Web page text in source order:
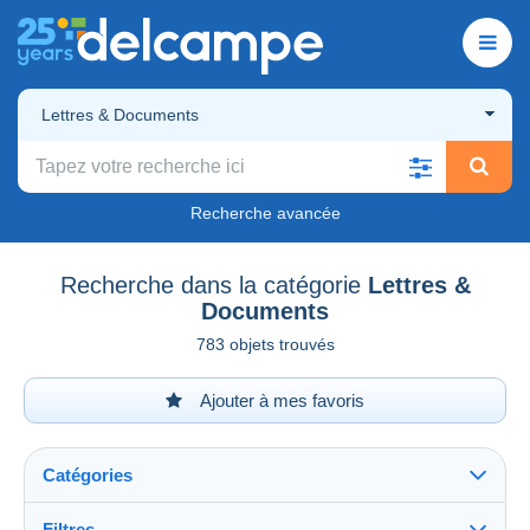
Lettres & Documents
Recherche avancée
Recherche dans la catégorie Lettres &
Documents
783 objets trouvés
Ajouter à mes favoris
Catégories